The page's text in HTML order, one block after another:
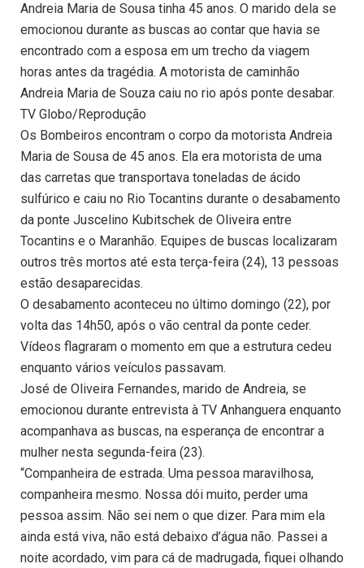
Andreia Maria de Sousa tinha 45 anos. O marido dela se
emocionou durante as buscas ao contar que havia se
encontrado com a esposa em um trecho da viagem
horas antes da tragédia. A motorista de caminhão
Andreia Maria de Souza caiu no rio após ponte desabar.
TV Globo/Reprodução
Os Bombeiros encontram o corpo da motorista Andreia
Maria de Sousa de 45 anos. Ela era motorista de uma
das carretas que transportava toneladas de ácido
sulfúrico e caiu no Rio Tocantins durante o desabamento
da ponte Juscelino Kubitschek de Oliveira entre
Tocantins e o Maranhão. Equipes de buscas localizaram
outros três mortos até esta terça-feira (24), 13 pessoas
estão desaparecidas.
O desabamento aconteceu no último domingo (22), por
volta das 14h50, após o vão central da ponte ceder.
Vídeos flagraram o momento em que a estrutura cedeu
enquanto vários veículos passavam.
José de Oliveira Fernandes, marido de Andreia, se
emocionou durante entrevista à TV Anhanguera enquanto
acompanhava as buscas, na esperança de encontrar a
mulher nesta segunda-feira (23).
“Companheira de estrada. Uma pessoa maravilhosa,
companheira mesmo. Nossa dói muito, perder uma
pessoa assim. Não sei nem o que dizer. Para mim ela
ainda está viva, não está debaixo d’água não. Passei a
noite acordado, vim para cá de madrugada, fiquei olhando